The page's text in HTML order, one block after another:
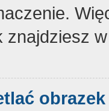
znajdziesz